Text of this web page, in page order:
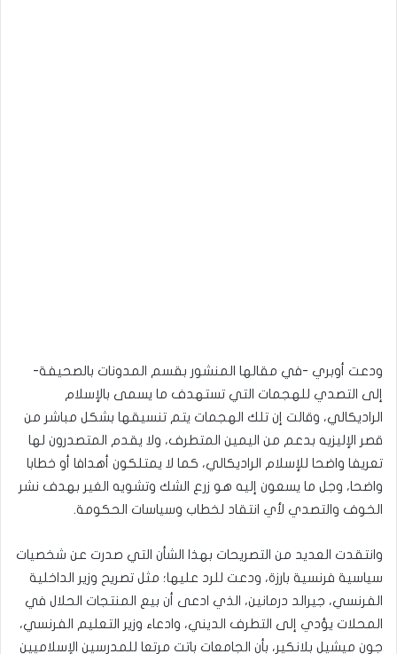
ودعت أوبري -في مقالها المنشور بقسم المدونات بالصحيفة-
إلى التصدي للهجمات التي تستهدف ما يسمى بالإسلام
الراديكالي، وقالت إن تلك الهجمات يتم تنسيقها بشكل مباشر من
قصر الإليزيه بدعم من اليمين المتطرف، ولا يقدم المتصدرون لها
تعريفا واضحا للإسلام الراديكالي، كما لا يمتلكون أهدافا أو خطابا
واضحا، وجل ما يسعون إليه هو زرع الشك وتشويه الغير بهدف نشر
الخوف والتصدي لأي انتقاد لخطاب وسياسات الحكومة.
وانتقدت العديد من التصريحات بهذا الشأن التي صدرت عن شخصيات
سياسية فرنسية بارزة، ودعت للرد عليها؛ مثل تصريح وزير الداخلية
الفرنسي، جيرالد درمانين، الذي ادعى أن بيع المنتجات الحلال في
المحلات يؤدي إلى التطرف الديني، وادعاء وزير التعليم الفرنسي،
جون ميشيل بلانكير، بأن الجامعات باتت مرتعا للمدرسين الإسلاميين